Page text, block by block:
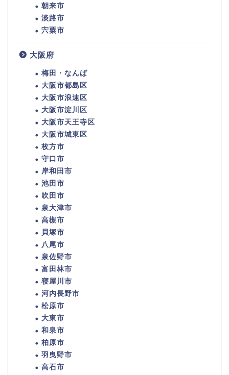
朝来市
淡路市
宍粟市
大阪府
梅田・なんば
大阪市都島区
大阪市浪速区
大阪市淀川区
大阪市天王寺区
大阪市城東区
枚方市
守口市
岸和田市
池田市
吹田市
泉大津市
高槻市
貝塚市
八尾市
泉佐野市
富田林市
寝屋川市
河内長野市
松原市
大東市
和泉市
柏原市
羽曳野市
高石市